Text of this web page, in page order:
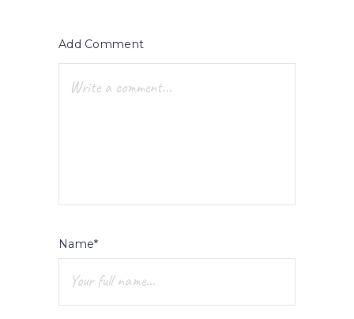
Add Comment
Name*